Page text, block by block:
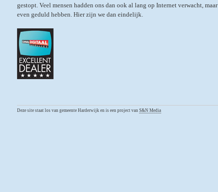
gestopt. Veel mensen hadden ons dan ook al lang op Internet verwacht,
even geduld hebben. Hier zijn we dan eindelijk.
Deze site staat los van gemeente Harderwijk en is een project van S&N Media